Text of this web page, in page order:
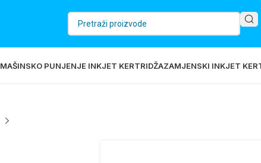
MAŠINSKO PUNJENJE INKJET KERTRIDŽAZAMJENSKI INKJET